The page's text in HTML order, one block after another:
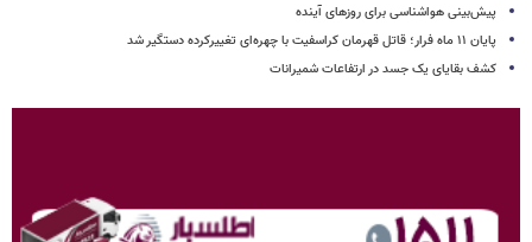
پیش‌بینی هواشناسی برای روزهای آینده
پایان ۱۱ ماه فرار؛ قاتل قهرمان کراسفیت با چهره‌ای تغییرکرده دستگیر شد
کشف بقایای یک جسد در ارتفاعات شمیرانات